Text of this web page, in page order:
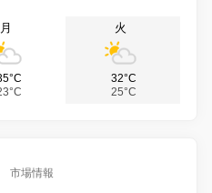
月 火
32°C
25°C
市場情報